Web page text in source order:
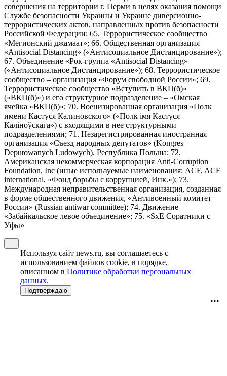
совершения на территории г. Перми в целях оказания помощи
Службе безопасности Украины и Украине диверсионно-
террористических актов, направленных против безопасности
Российской Федерации; 65. Террористическое сообщество
«Мегионский джамаат»; 66. Общественная организация
«Antisocial Distancing» («Антисоциальное Дистанцирование»);
67. Объединение «Рок-группа «Antisocial Distancing»
(«Антисоциальное Дистанцирование»); 68. Террористическое
сообщество – организация «Форум свободной России»; 69.
Террористическое сообщество «Вступить в ВКП(б)»
(«ВКП(б)») и его структурное подразделение – «Омская
ячейка «ВКП(б)»; 70. Военизированная организация «Полк
имени Кастуся Калиновского» («Полк iмя Кастуся
Калiноўскага») с входящими в нее структурными
подразделениями; 71. Незарегистрированная иностранная
организация «Съезд народных депутатов» (Kongres
Deputowanych Ludowych), Республика Польша; 72.
Американская некоммерческая корпорация Anti-Corruption
Foundation, Inc (иные используемые наименования: ACF, ACF
international, «Фонд борьбы с коррупцией, Инк.»); 73.
Международная неправительственная организация, созданная
в форме общественного движения, «Антивоенный комитет
России» (Russian antiwar committee); 74. Движение
«Забайкальское левое объединение»; 75. «SxE Соратники с
Уфы»
Используя сайт news.ru, вы соглашаетесь с
использованием файлов cookie, в порядке,
описанном в Политике обработки персональных
данных.
Подтверждаю